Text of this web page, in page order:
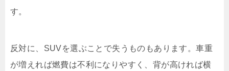
す。
反対に、SUVを選ぶことで失うものもあります。車重
が増えれば燃費は不利になりやすく、背が高ければ横